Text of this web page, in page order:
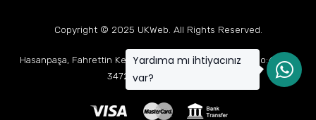
Copyright © 2025 UKWeb . All Rights Reserved.
Hasanpaşa, Fahrettin Kerim Gökay Cd Mukaddes Apt No:63 D:1,
34722 Kadıköy/İstanbul
Yardıma mı ihtiyacınız
var?